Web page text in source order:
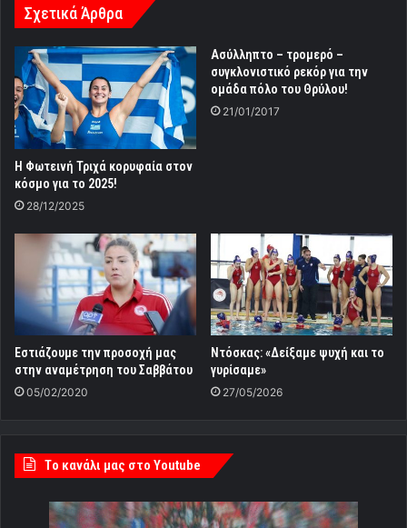
Σχετικά Άρθρα
Η Φωτεινή Τριχά κορυφαία στον
κόσμο για το 2025!
28/12/2025
Ασύλληπτο – τρομερό –
συγκλονιστικό ρεκόρ για την
ομάδα πόλο του Θρύλου!
21/01/2017
Εστιάζουμε την προσοχή μας
στην αναμέτρηση του Σαββάτου
05/02/2020
Ντόσκας: «Δείξαμε ψυχή και το
γυρίσαμε»
27/05/2026
Tο κανάλι μας στο Youtube